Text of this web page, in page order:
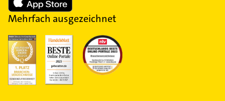
Mehrfach ausgezeichnet